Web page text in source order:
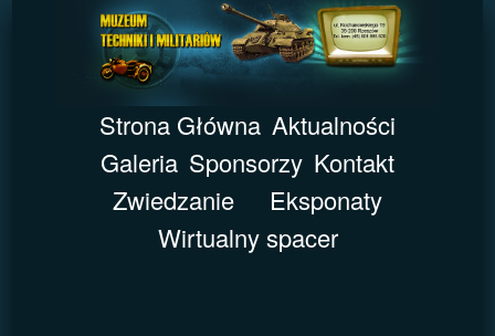
Strona Główna Aktualności
Galeria Sponsorzy Kontakt
Zwiedzanie
Eksponaty
Wirtualny spacer